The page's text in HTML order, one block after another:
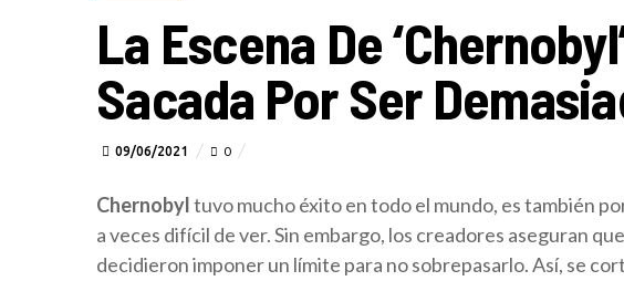
La Escena De
Sacada Por Ser
09/06/2021 0
Chernobyltuvo mucho éxito en todo el mundo, es también
a veces difícil de ver. Sin embargo, los creadores aseguran
decidieron imponer un límite para no sobrepasarlo. Así, se